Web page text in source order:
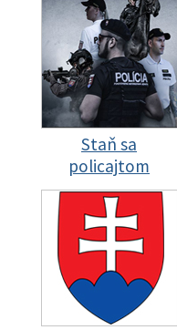
Staň sa
policajtom